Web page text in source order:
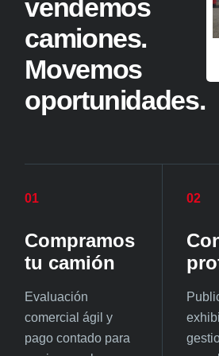
vendemos
camiones.
Movemos
oportunidades.
01
Compramos
tu camión
Evaluación
comercial ágil y
pago contado para
02